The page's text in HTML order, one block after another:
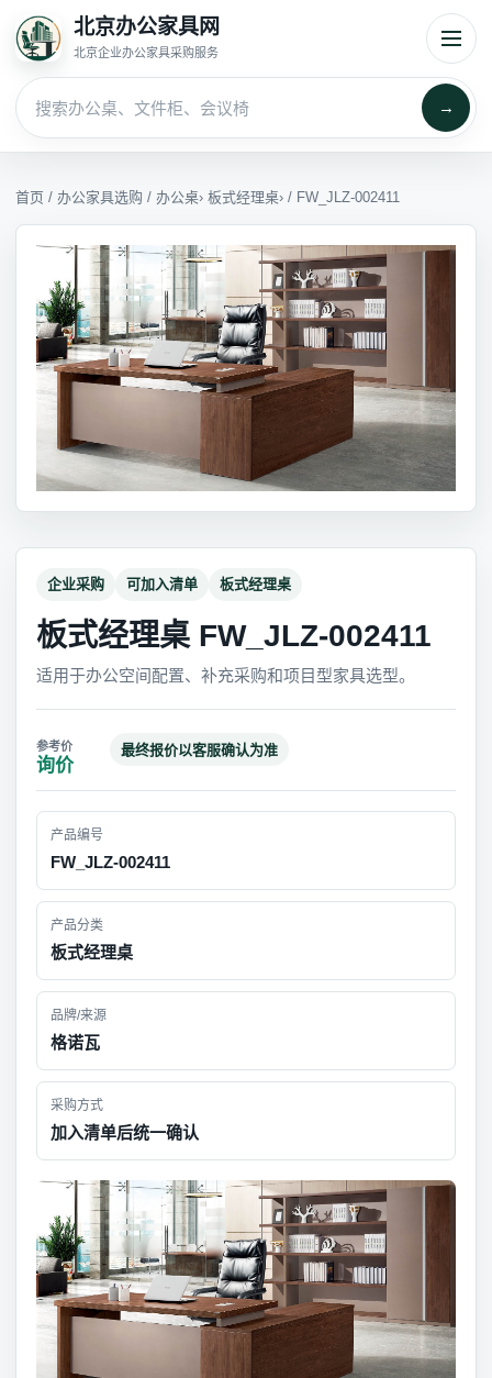
北京办公家具网
北京企业办公家具采购服务
→
首页 / 办公家具选购 / 办公桌› 板式经理桌› / FW_JLZ-002411
企业采购 可加入清单 板式经理桌
板式经理桌 FW_JLZ-002411
适用于办公空间配置、补充采购和项目型家具选型。
询价
最终报价以客服确认为准
产品编号
FW_JLZ-002411
产品分类
板式经理桌
品牌/来源
格诺瓦
采购方式
加入清单后统一确认